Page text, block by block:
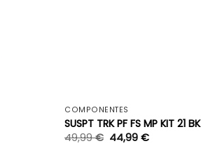
COMPONENTES
SUSPT TRK PF FS MP KIT 21 BK
49,99€ 44,99€